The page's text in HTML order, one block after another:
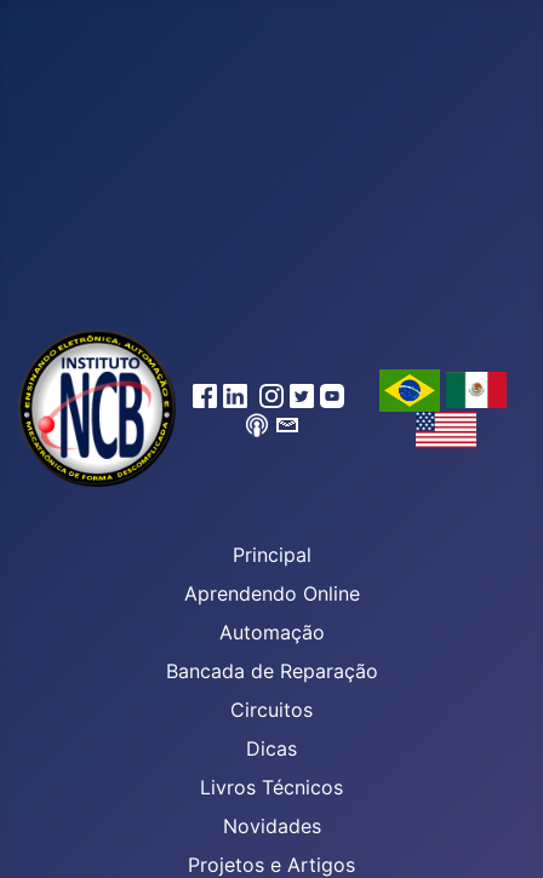
Principal
Aprendendo Online
Automação
Bancada de Reparação
Circuitos
Dicas
Livros Técnicos
Novidades
Projetos e Artigos